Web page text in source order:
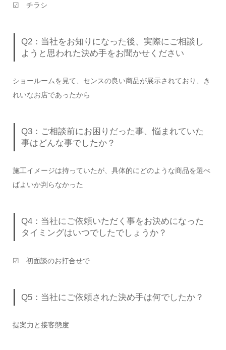
☑ チラシ
Q2：当社をお知りになった後、実際にご相談し
ようと思われた決め手をお聞かせください
ショールームを見て、センスの良い商品が展示されており、き
れいなお店であったから
Q3：ご相談前にお困りだった事、悩まれていた
事はどんな事でしたか？
施工イメージは持っていたが、具体的にどのような商品を選べ
ばよいか判らなかった
Q4：当社にご依頼いただく事をお決めになった
タイミングはいつでしたでしょうか？
☑ 初面談のお打合せで
Q5：当社にご依頼された決め手は何でしたか？
提案力と接客態度